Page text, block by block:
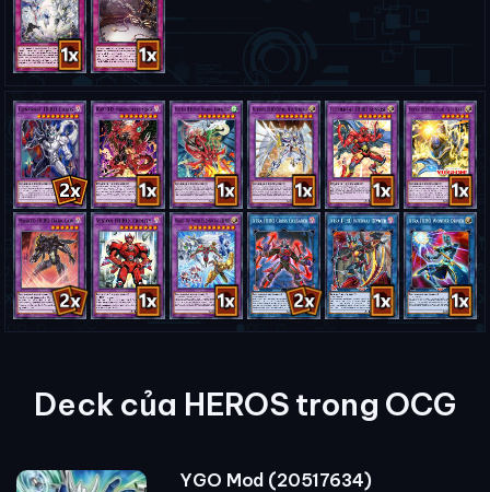
Deck của HEROS trong OCG
YGO Mod (20517634)